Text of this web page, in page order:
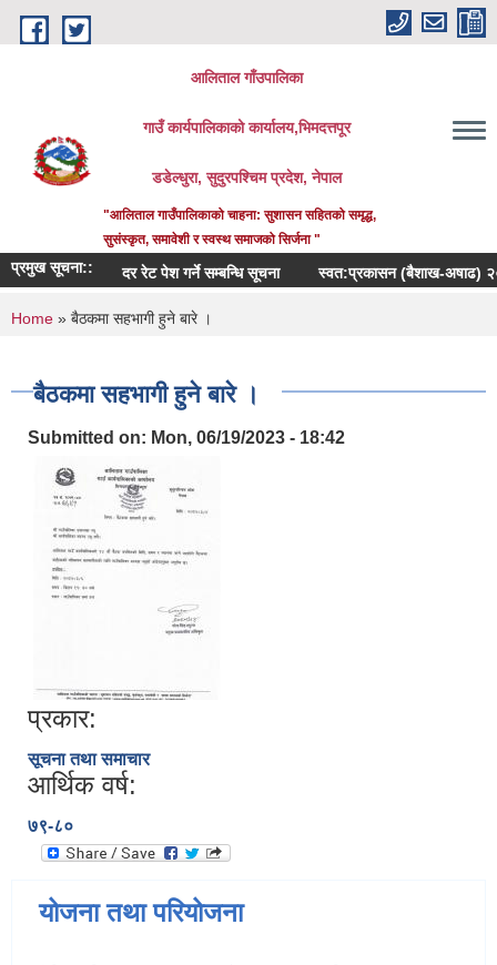
Skip to main content
आलिताल गाँउपालिका
गाउँ कार्यपालिकाको कार्यालय,भिमदत्तपूर
डडेल्धुरा, सुदुरपश्चिम प्रदेश, नेपाल
"आलिताल गाउँपालिकाको चाहना: सुशासन सहितको समृद्ध,
सुसंस्कृत, समावेशी र स्वस्थ समाजको सिर्जना "
प्रमुख सूचना::दर रेट पेश गर्ने सम्बन्धि सूचना स्वत:प्रकासन (बैशाख-अषाढ) २०८३
You are here
Home » बैठकमा सहभागी हुने बारे ।
बैठकमा सहभागी हुने बारे ।
Submitted on: Mon, 06/19/2023 - 18:42
प्रकार:
सूचना तथा समाचार
आर्थिक वर्ष:
७९-८०
योजना तथा परियोजना